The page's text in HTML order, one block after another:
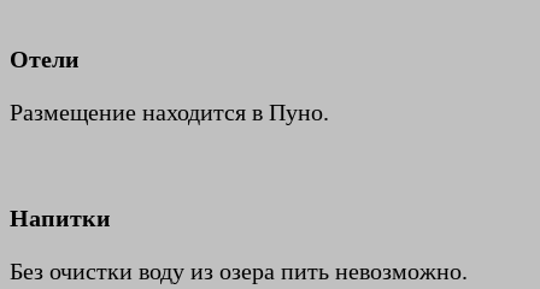
Отели
Размещение находится в Пуно.
Напитки
Без очистки воду из озера пить невозможно.